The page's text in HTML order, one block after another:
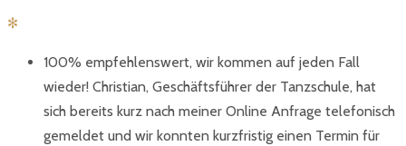
✻
100% empfehlenswert, wir kommen auf jeden Fall
wieder! Christian, Geschäftsführer der Tanzschule, hat
sich bereits kurz nach meiner Online Anfrage telefonisch
gemeldet und wir konnten kurzfristig einen Termin für